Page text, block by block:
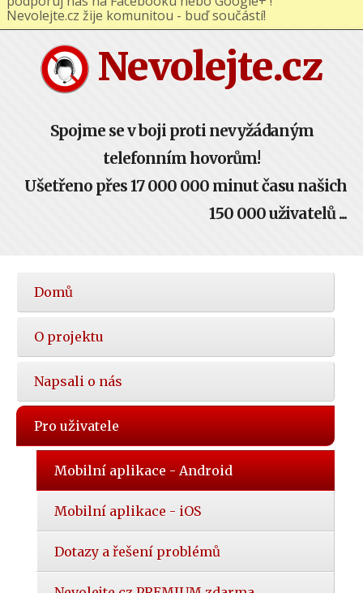
Nevolejte.cz
Spojme se v boji proti nevyžádaným
telefonním hovorům!
Ušetřeno přes 17 000 000 minut času našich
150 000 uživatelů ...
Hlavní
nabídka
Domů
O projektu
Napsali o nás
Pro uživatele
Mobilní aplikace - Android
Mobilní aplikace - iOS
Dotazy a řešení problémů
podporuj nás na Facebooku nebo Google+ !
Nevolejte.cz žije komunitou - buď součástí!